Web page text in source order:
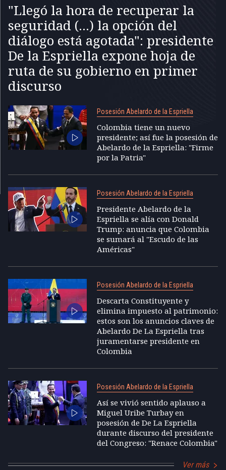
"Llegó la hora de recuperar la
seguridad (...) la opción del
diálogo está agotada": presidente
De la Espriella expone hoja de
ruta de su gobierno en primer
discurso
Posesión Abelardo de la Espriella
Colombia tiene un nuevo
presidente; así fue la posesión de
Abelardo de la Espriella: "Firme
por la Patria"
Posesión Abelardo de la Espriella
Presidente Abelardo de la
Espriella se alía con Donald
Trump: anuncia que Colombia
se sumará al "Escudo de las
Américas"
Posesión Abelardo de la Espriella
Descarta Constituyente y
elimina impuesto al patrimonio:
estos son los anuncios claves de
Abelardo De La Espriella tras
juramentarse presidente en
Colombia
Posesión Abelardo de la Espriella
Así se vivió sentido aplauso a
Miguel Uribe Turbay en
posesión de De La Espriella
durante discurso del presidente
del Congreso: "Renace Colombia"
Ver más